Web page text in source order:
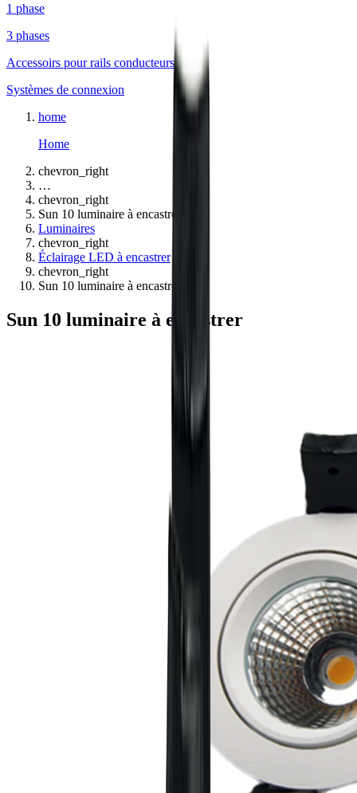
1 phase
3 phases
Accessoirs pour rails conducteurs
Systèmes de connexion
home
Home
chevron_right
…
chevron_right
Sun 10 luminaire à encastrer
Luminaires
chevron_right
Éclairage LED à encastrer
chevron_right
Sun 10 luminaire à encastrer
Sun 10 luminaire à encastrer